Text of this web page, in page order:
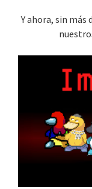
Y ahora, sin más